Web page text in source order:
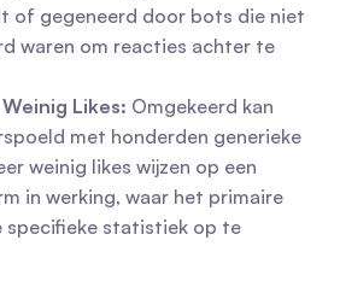
of gegeneerd door bots die niet
waren om reacties achter te
Likes: Omgekeerd kan
met honderden generieke
weinig likes wijzen op een
in werking, waar het primaire
specifieke statistiek op te